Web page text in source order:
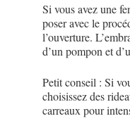
Si vous avez une
poser avec le
l’ouverture.
d’un pompon et
Petit conseil : Si
choisissez des
carreaux pour